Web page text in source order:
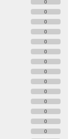
0
0
0
0
0
0
0
0
0
0
0
0
0
0